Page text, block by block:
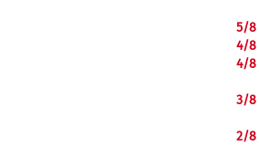
5/8
4/8
4/8
3/8
2/8